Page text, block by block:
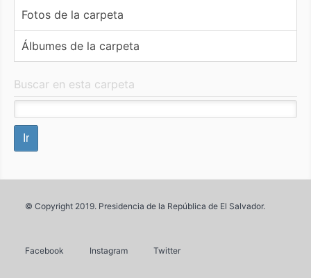
Fotos de la carpeta
Álbumes de la carpeta
Buscar en esta carpeta
© Copyright 2019. Presidencia de la República de El Salvador.
Facebook Instagram Twitter